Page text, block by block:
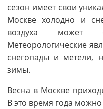
сезон имеет свои
Москве холодно и
воздуха может
Метеорологические
снегопады и метели,
зимы.
Весна в Москве
В это время года